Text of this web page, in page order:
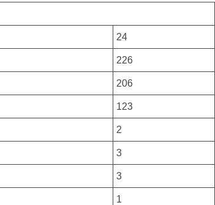
24
226
206
123
2
3
3
1